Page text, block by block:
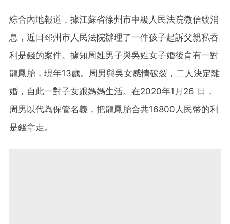
綜合內地報道，據江蘇省徐州市中級人民法院微信號消
息，近日邳州市人民法院辦理了一件孩子起訴父親私吞
利是錢的案件。據知周姓男子與吳姓女子婚後育有一對
龍鳳胎，現年13歲。周男與吳女感情破裂，二人決定離
婚，自此一對子女跟媽媽生活。在2020年1月26 日，
周男以代為保管名義，把龍鳳胎合共16800人民幣的利
是錢拿走。